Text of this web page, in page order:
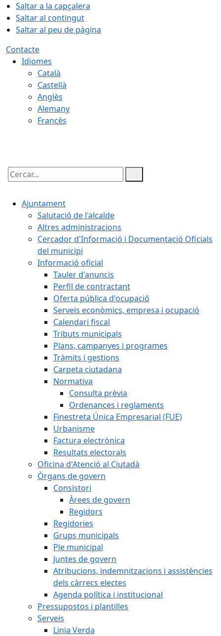
Saltar a la capçalera
Saltar al contingut
Saltar al peu de pàgina
Contacte
Idiomes
Català
Castellà
Anglès
Alemany
Francès
Cercar:
Ajuntament
Salutació de l'alcalde
Altres administracions
Cercador d'Informació i Documentació Oficials
del municipi
Informació oficial
Tauler d'anuncis
Perfil de contractant
Oferta pública d'ocupació
Serveis econòmics, empresa i ocupació
Calendari fiscal
Tributs municipals
Plans, campanyes i programes
Tràmits i gestions
Carpeta ciutadana
Normativa
Consulta prèvia
Ordenances i reglaments
Finestreta Única Empresarial (FUE)
Urbanisme
Factura electrònica
Resultats electorals
Oficina d'Atenció al Ciutadà
Òrgans de govern
Consistori
Àrees de govern
Regidors
Regidories
Grups municipals
Ple municipal
Juntes de govern
Atribucions, indemnitzacions i assistències
dels càrrecs electes
Agenda política i institucional
Pressupostos i plantilles
Serveis
Linia Verda